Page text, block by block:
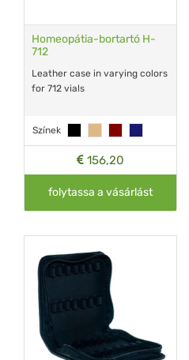
Homeopátia-bortartó H-
712
Leather case in varying colors
for 712 vials
Színek
156,20
folytassa a vásárlást